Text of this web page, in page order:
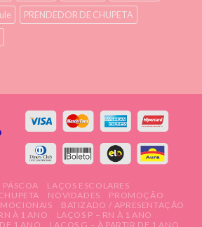
PRENDEDOR DE CHUPETA
LAÇOS ESCOLARES
NOVIDADES
PROMOÇÃO
BATIZADO / APRESENTAÇÃO
À 1 ANO
LAÇOS P – RN À 1 ANO
1 ANO
LAÇOS G – À PARTIR DE 1 ANO